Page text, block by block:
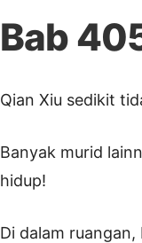
Bab
Qian Xiu sedikit
Banyak murid
hidup!
Di dalam